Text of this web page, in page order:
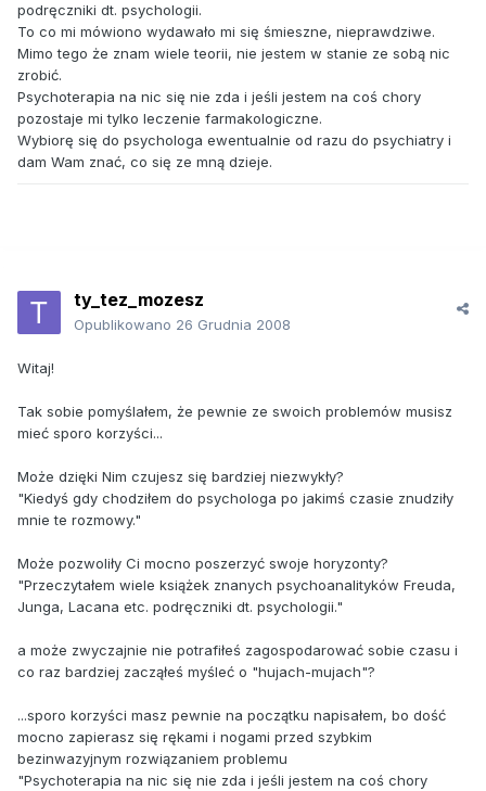
podręczniki dt. psychologii.
To co mi mówiono wydawało mi się śmieszne, nieprawdziwe.
Mimo tego że znam wiele teorii, nie jestem w stanie ze sobą nic
zrobić.
Psychoterapia na nic się nie zda i jeśli jestem na coś chory
pozostaje mi tylko leczenie farmakologiczne.
Wybiorę się do psychologa ewentualnie od razu do psychiatry i
dam Wam znać, co się ze mną dzieje.
ty_tez_mozesz
Opublikowano 26 Grudnia 2008
Witaj!
Tak sobie pomyślałem, że pewnie ze swoich problemów musisz
mieć sporo korzyści...
Może dzięki Nim czujesz się bardziej niezwykły?
"Kiedyś gdy chodziłem do psychologa po jakimś czasie znudziły
mnie te rozmowy."
Może pozwoliły Ci mocno poszerzyć swoje horyzonty?
"Przeczytałem wiele książek znanych psychoanalityków Freuda,
Junga, Lacana etc. podręczniki dt. psychologii."
a może zwyczajnie nie potrafiłeś zagospodarować sobie czasu i
co raz bardziej zacząłeś myśleć o "hujach-mujach"?
...sporo korzyści masz pewnie na początku napisałem, bo dość
mocno zapierasz się rękami i nogami przed szybkim
bezinwazyjnym rozwiązaniem problemu
"Psychoterapia na nic się nie zda i jeśli jestem na coś chory